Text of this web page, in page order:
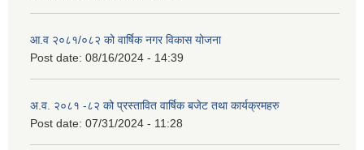
आ.व २०८१/०८२ को वार्षिक नगर विकास योजना
Post date: 08/16/2024 - 14:39
अ.व. २०८१ -८२ को प्रस्तावित वार्षिक बजेट तथा कार्यक्रमहरु
Post date: 07/31/2024 - 11:28